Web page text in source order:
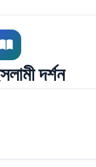
দর্শন